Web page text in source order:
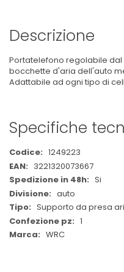
Descrizione
Portatelefono regolabile dal
bocchette d'aria dell'auto
Adattabile ad ogni tipo di
Specifiche
Maggiori
Informazioni
1249223
3221320073667
Si
auto
Supporto da presa
1
WRC